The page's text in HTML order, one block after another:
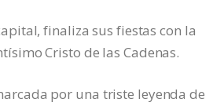
finaliza sus fiestas con la
Cristo de las Cadenas.
por una triste leyenda de